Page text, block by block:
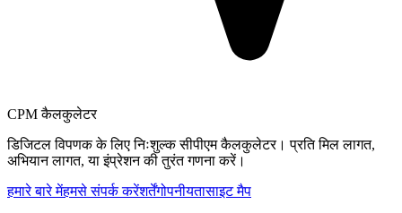
CPM कैलकुलेटर
डिजिटल विपणक के लिए निःशुल्क सीपीएम कैलकुलेटर। प्रति मिल लागत,
अभियान लागत, या इंप्रेशन की तुरंत गणना करें।
हमारे बारे मेंहमसे संपर्क करेंशर्तेंगोपनीयतासाइट मैप